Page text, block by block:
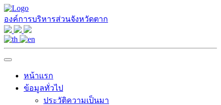
องค์การบริหารส่วนจังหวัดตาก
หน้าแรก
ข้อมูลทั่วไป
ประวัติความเป็นมา